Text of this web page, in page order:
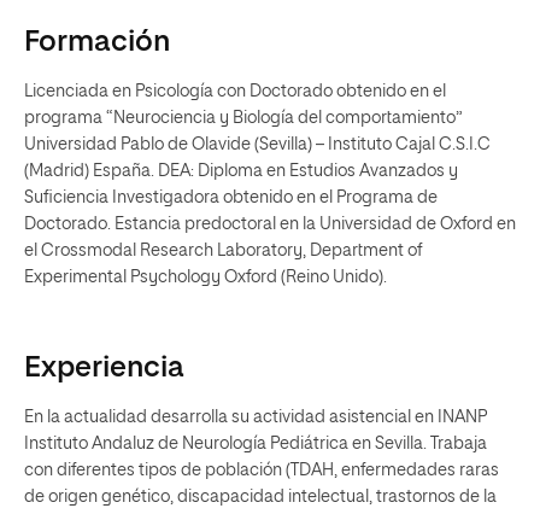
Formación
Licenciada en Psicología con Doctorado obtenido en el
programa “Neurociencia y Biología del comportamiento”
Universidad Pablo de Olavide (Sevilla) – Instituto Cajal C.S.I.C
(Madrid) España. DEA: Diploma en Estudios Avanzados y
Suficiencia Investigadora obtenido en el Programa de
Doctorado. Estancia predoctoral en la Universidad de Oxford en
el Crossmodal Research Laboratory, Department of
Experimental Psychology Oxford (Reino Unido).
Experiencia
En la actualidad desarrolla su actividad asistencial en INANP
Instituto Andaluz de Neurología Pediátrica en Sevilla. Trabaja
con diferentes tipos de población (TDAH, enfermedades raras
de origen genético, discapacidad intelectual, trastornos de la